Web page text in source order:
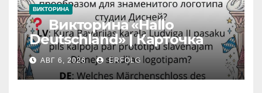
ВИКТОРИНА
Викторина «Hallo
Deutschland» | Карточка
№46
Замок вдохновения
Iedvesmas pils / Schloss der
АВГ 6, 2026 ERFOLG